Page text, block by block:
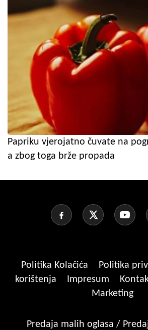
Papriku vjerojatno čuvate na
a zbog toga brže propada
Politika Kolačića Politika
korištenja
Impresum
Marketing
Predaja malih oglasa /